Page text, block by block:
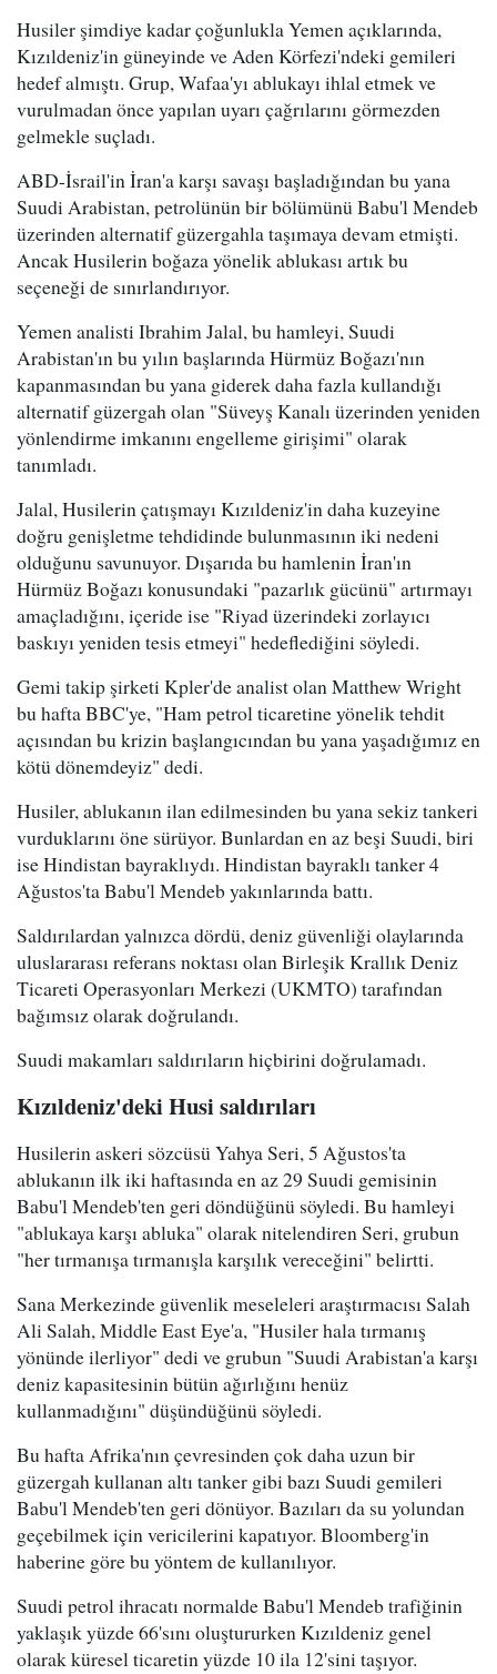
Husiler şimdiye kadar çoğunlukla Yemen açıklarında,
Kızıldeniz'in güneyinde ve Aden Körfezi'ndeki gemileri
hedef almıştı. Grup, Wafaa'yı ablukayı ihlal etmek ve
vurulmadan önce yapılan uyarı çağrılarını görmezden
gelmekle suçladı.
ABD-İsrail'in İran'a karşı savaşı başladığından bu yana
Suudi Arabistan, petrolünün bir bölümünü Babu'l Mendeb
üzerinden alternatif güzergahla taşımaya devam etmişti.
Ancak Husilerin boğaza yönelik ablukası artık bu
seçeneği de sınırlandırıyor.
Yemen analisti Ibrahim Jalal, bu hamleyi, Suudi
Arabistan'ın bu yılın başlarında Hürmüz Boğazı'nın
kapanmasından bu yana giderek daha fazla kullandığı
alternatif güzergah olan "Süveyş Kanalı üzerinden yeniden
yönlendirme imkanını engelleme girişimi" olarak
tanımladı.
Jalal, Husilerin çatışmayı Kızıldeniz'in daha kuzeyine
doğru genişletme tehdidinde bulunmasının iki nedeni
olduğunu savunuyor. Dışarıda bu hamlenin İran'ın
Hürmüz Boğazı konusundaki "pazarlık gücünü" artırmayı
amaçladığını, içeride ise "Riyad üzerindeki zorlayıcı
baskıyı yeniden tesis etmeyi" hedeflediğini söyledi.
Gemi takip şirketi Kpler'de analist olan Matthew Wright
bu hafta BBC'ye, "Ham petrol ticaretine yönelik tehdit
açısından bu krizin başlangıcından bu yana yaşadığımız en
kötü dönemdeyiz" dedi.
Husiler, ablukanın ilan edilmesinden bu yana sekiz tankeri
vurduklarını öne sürüyor. Bunlardan en az beşi Suudi, biri
ise Hindistan bayraklıydı. Hindistan bayraklı tanker 4
Ağustos'ta Babu'l Mendeb yakınlarında battı.
Saldırılardan yalnızca dördü, deniz güvenliği olaylarında
uluslararası referans noktası olan Birleşik Krallık Deniz
Ticareti Operasyonları Merkezi (UKMTO) tarafından
bağımsız olarak doğrulandı.
Suudi makamları saldırıların hiçbirini doğrulamadı.
Kızıldeniz'deki Husi saldırıları
Husilerin askeri sözcüsü Yahya Seri, 5 Ağustos'ta
ablukanın ilk iki haftasında en az 29 Suudi gemisinin
Babu'l Mendeb'ten geri döndüğünü söyledi. Bu hamleyi
"ablukaya karşı abluka" olarak nitelendiren Seri, grubun
"her tırmanışa tırmanışla karşılık vereceğini" belirtti.
Sana Merkezinde güvenlik meseleleri araştırmacısı Salah
Ali Salah, Middle East Eye'a, "Husiler hala tırmanış
yönünde ilerliyor" dedi ve grubun "Suudi Arabistan'a karşı
deniz kapasitesinin bütün ağırlığını henüz
kullanmadığını" düşündüğünü söyledi.
Bu hafta Afrika'nın çevresinden çok daha uzun bir
güzergah kullanan altı tanker gibi bazı Suudi gemileri
Babu'l Mendeb'ten geri dönüyor. Bazıları da su yolundan
geçebilmek için vericilerini kapatıyor. Bloomberg'in
haberine göre bu yöntem de kullanılıyor.
Suudi petrol ihracatı normalde Babu'l Mendeb trafiğinin
yaklaşık yüzde 66'sını oluştururken Kızıldeniz genel
olarak küresel ticaretin yüzde 10 ila 12'sini taşıyor.